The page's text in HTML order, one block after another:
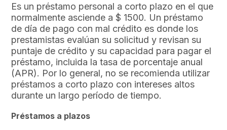
Es un préstamo personal a corto plazo en el que
normalmente asciende a $ 1500. Un préstamo
de día de pago con mal crédito es donde los
prestamistas evalúan su solicitud y revisan su
puntaje de crédito y su capacidad para pagar el
préstamo, incluida la tasa de porcentaje anual
(APR). Por lo general, no se recomienda utilizar
préstamos a corto plazo con intereses altos
durante un largo período de tiempo.
Préstamos a plazos